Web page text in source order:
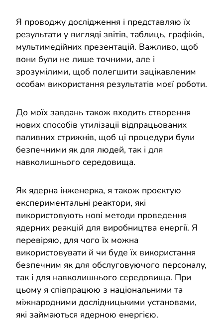
Я проводжу дослідження і представляю їх
результати у вигляді звітів, таблиць, графіків,
мультимедійних презентацій. Важливо, щоб
вони були не лише точними, але і
зрозумілими, щоб полегшити зацікавленим
особам використання результатів моєї роботи.
До моїх завдань також входить створення
нових способів утилізації відпрацьованих
паливних стрижнів, щоб ці процедури були
безпечними як для людей, так і для
навколишнього середовища.
Як ядерна інженерка, я також проєктую
експериментальні реактори, які
використовують нові методи проведення
ядерних реакцій для виробництва енергії. Я
перевіряю, для чого їх можна
використовувати й чи буде їх використання
безпечним як для обслуговуючого персоналу,
так і для навколишнього середовища. При
цьому я співпрацюю з національними та
міжнародними дослідницькими установами,
які займаються ядерною енергією.